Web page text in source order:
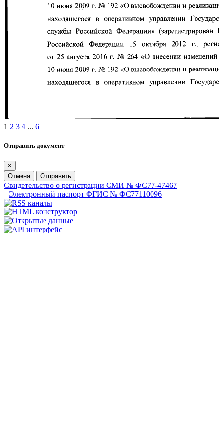
1 2 3 4 ... 6
Отправить документ
×
Отмена
Отправить
Свидетельство о регистрации СМИ № ФС77-47467
Электронный паспорт ФГИС № ФС77110096